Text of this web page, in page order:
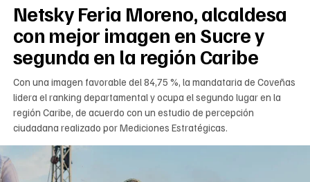
Netsky Feria Moreno, alcaldesa
con mejor imagen en Sucre y
segunda en la región Caribe
Con una imagen favorable del 84,75 %, la mandataria de Coveñas
lidera el ranking departamental y ocupa el segundo lugar en la
región Caribe, de acuerdo con un estudio de percepción
ciudadana realizado por Mediciones Estratégicas.